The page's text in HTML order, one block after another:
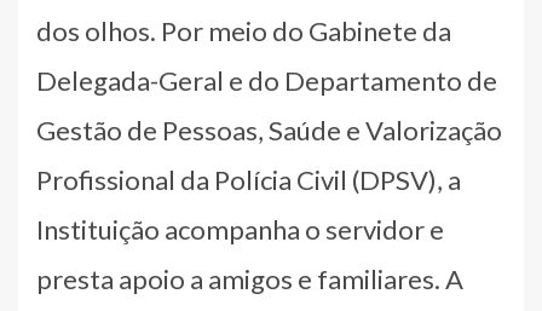
dos olhos. Por meio do Gabinete da
Delegada-Geral e do Departamento de
Gestão de Pessoas, Saúde e Valorização
Profissional da Polícia Civil (DPSV), a
Instituição acompanha o servidor e
presta apoio a amigos e familiares. A